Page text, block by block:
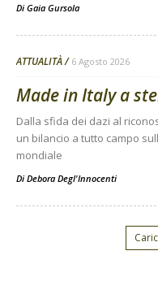
Di Gaia Gursola
ATTUALITÀ 6 Agosto 2026
Made in Italy a
Dalla sfida dei dazi al
un bilancio a tutto campo
mondiale
Di Debora Degl'Innocenti